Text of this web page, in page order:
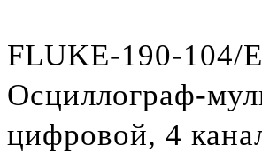
FLUKE-190-104/
Осциллограф-
цифровой, 4